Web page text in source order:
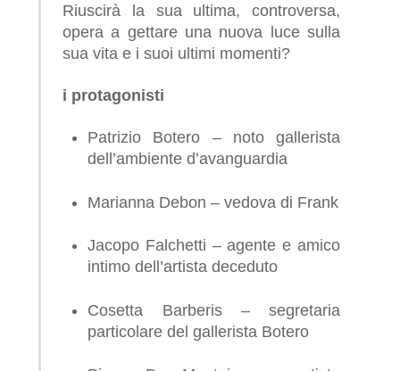
Riuscirà la sua ultima, controversa,
opera a gettare una nuova luce sulla
sua vita e i suoi ultimi momenti?
i protagonisti
Patrizio Botero – noto gallerista
dell’ambiente d’avanguardia
Marianna Debon – vedova di Frank
Jacopo Falchetti – agente e amico
intimo dell’artista deceduto
Cosetta Barberis – segretaria
particolare del gallerista Botero